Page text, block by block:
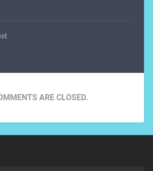
ARE CLOSED.